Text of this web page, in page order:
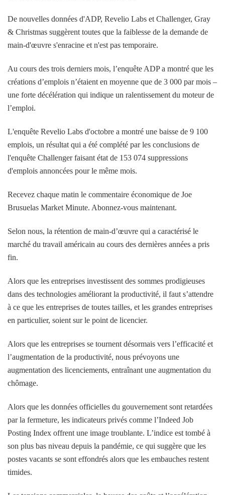
De nouvelles données d'ADP, Revelio Labs et Challenger, Gray
& Christmas suggèrent toutes que la faiblesse de la demande de
main-d'œuvre s'enracine et n'est pas temporaire.
Au cours des trois derniers mois, l’enquête ADP a montré que les
créations d’emplois n’étaient en moyenne que de 3 000 par mois –
une forte décélération qui indique un ralentissement du moteur de
l’emploi.
L'enquête Revelio Labs d'octobre a montré une baisse de 9 100
emplois, un résultat qui a été complété par les conclusions de
l'enquête Challenger faisant état de 153 074 suppressions
d'emplois annoncées pour le même mois.
Recevez chaque matin le commentaire économique de Joe
Brusuelas Market Minute. Abonnez-vous maintenant.
Selon nous, la rétention de main-d’œuvre qui a caractérisé le
marché du travail américain au cours des dernières années a pris
fin.
Alors que les entreprises investissent des sommes prodigieuses
dans des technologies améliorant la productivité, il faut s’attendre
à ce que les entreprises de toutes tailles, et les grandes entreprises
en particulier, soient sur le point de licencier.
Alors que les entreprises se tournent désormais vers l’efficacité et
l’augmentation de la productivité, nous prévoyons une
augmentation des licenciements, entraînant une augmentation du
chômage.
Alors que les données officielles du gouvernement sont retardées
par la fermeture, les indicateurs privés comme l’Indeed Job
Posting Index offrent une image troublante. L’indice est tombé à
son plus bas niveau depuis la pandémie, ce qui suggère que les
postes vacants se sont effondrés alors que les embauches restent
timides.